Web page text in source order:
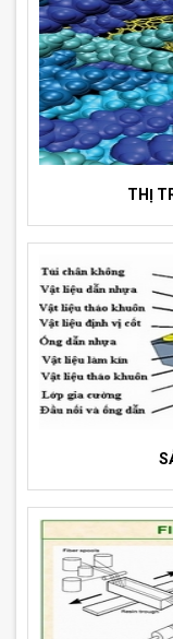
THỊ